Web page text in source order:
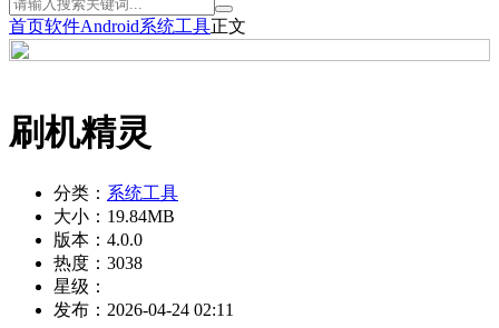
首页软件Android系统工具正文
刷机精灵
分类： 系统工具
大小： 19.84MB
版本： 4.0.0
热度： 3038
星级：
发布： 2026-04-24 02:11